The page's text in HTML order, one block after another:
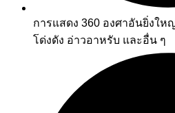
การแสดง 360 องศาอันยิ่งให
โด่งดัง อ่าวอาหรับ และอื่น ๆ